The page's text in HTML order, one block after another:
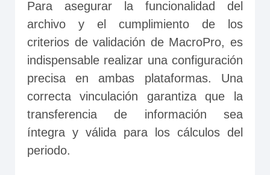
Para asegurar la funcionalidad del
archivo y el cumplimiento de los
criterios de validación de MacroPro, es
indispensable realizar una configuración
precisa en ambas plataformas. Una
correcta vinculación garantiza que la
transferencia de información sea
íntegra y válida para los cálculos del
periodo.